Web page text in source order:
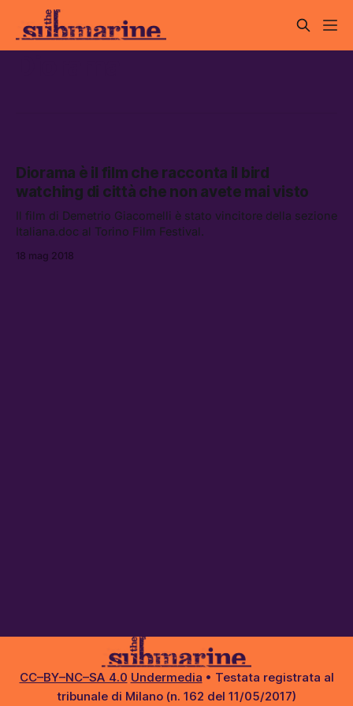
Diorama è il film che racconta il bird
watching di città che non avete mai visto
Il film di Demetrio Giacomelli è stato vincitore della sezione
Italiana.doc al Torino Film Festival.
18 mag 2018
CC–BY–NC–SA 4.0 Undermedia • Testata registrata al
tribunale di Milano (n. 162 del 11/05/2017)